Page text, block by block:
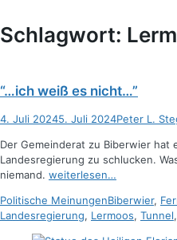
Schlagwort:
“…ich weiß es nicht…”
Posted
4. Juli 20245. Juli 2024Autor
Peter L.
Der Gemeinderat zu Biberwier hat
Landesregierung zu schlucken.
niemand. weiterlesen…
Kategorien
Politische MeinungenSchlagworte
Biberwier,
Landesregierung, Lermoos, Tunnel,